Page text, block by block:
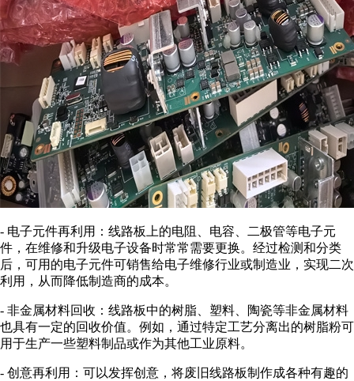
- 电子元件再利用：线路板上的电阻、电容、二极管等电子元
件，在维修和升级电子设备时常常需要更换。经过检测和分类
后，可用的电子元件可销售给电子维修行业或制造业，实现二次
利用，从而降低制造商的成本。
- 非金属材料回收：线路板中的树脂、塑料、陶瓷等非金属材料
也具有一定的回收价值。例如，通过特定工艺分离出的树脂粉可
用于生产一些塑料制品或作为其他工业原料。
- 创意再利用：可以发挥创意，将废旧线路板制作成各种有趣的